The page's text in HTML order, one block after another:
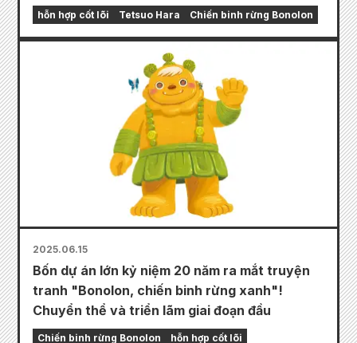
hỗn hợp cốt lõi Tetsuo Hara Chiến binh rừng Bonolon
2025.06.15
Bốn dự án lớn kỷ niệm 20 năm ra mắt truyện
tranh "Bonolon, chiến binh rừng xanh"!
Chuyển thể và triển lãm giai đoạn đầu
Chiến binh rừng Bonolon hỗn hợp cốt lõi